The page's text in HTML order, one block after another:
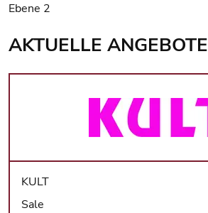
Ebene 2
AKTUELLE ANGEBOTE
KULT
Sale